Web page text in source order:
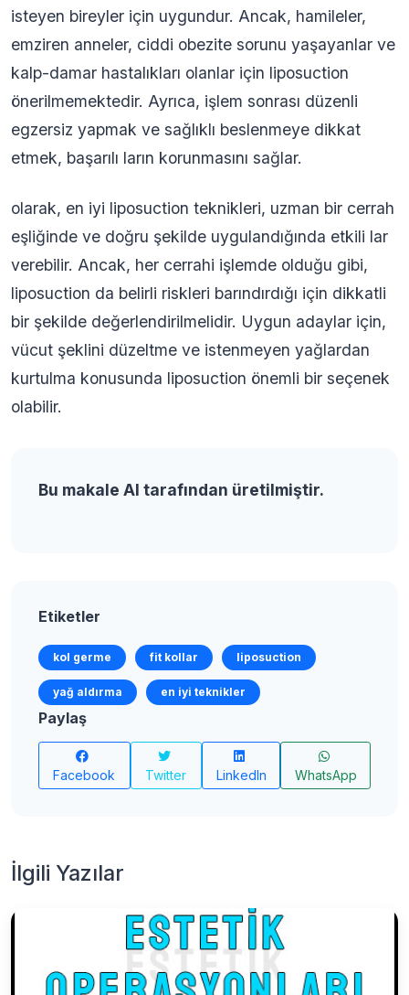
isteyen bireyler için uygundur. Ancak, hamileler,
emziren anneler, ciddi obezite sorunu yaşayanlar ve
kalp-damar hastalıkları olanlar için liposuction
önerilmemektedir. Ayrıca, işlem sonrası düzenli
egzersiz yapmak ve sağlıklı beslenmeye dikkat
etmek, başarılı ların korunmasını sağlar.
olarak, en iyi liposuction teknikleri, uzman bir cerrah
eşliğinde ve doğru şekilde uygulandığında etkili lar
verebilir. Ancak, her cerrahi işlemde olduğu gibi,
liposuction da belirli riskleri barındırdığı için dikkatli
bir şekilde değerlendirilmelidir. Uygun adaylar için,
vücut şeklini düzeltme ve istenmeyen yağlardan
kurtulma konusunda liposuction önemli bir seçenek
olabilir.
Bu makale AI tarafından üretilmiştir.
Etiketler
kol germe fit kollar liposuction
yağ aldırma en iyi teknikler
Paylaş
Facebook Twitter LinkedIn WhatsApp
İlgili Yazılar